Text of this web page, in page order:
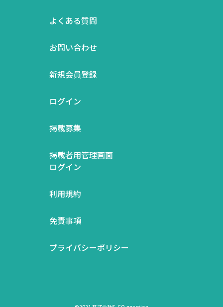
よくある質問
お問い合わせ
新規会員登録
ログイン
掲載募集
掲載者用管理画面
ログイン
利用規約
免責事項
プライバシーポリシー